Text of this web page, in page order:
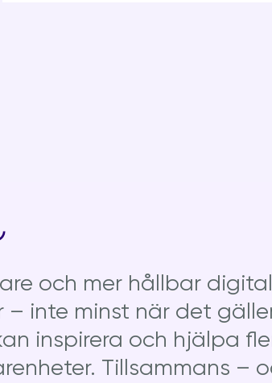
och mer hållbar
inte minst när det
inspirera och hjälpa
Tillsammans –